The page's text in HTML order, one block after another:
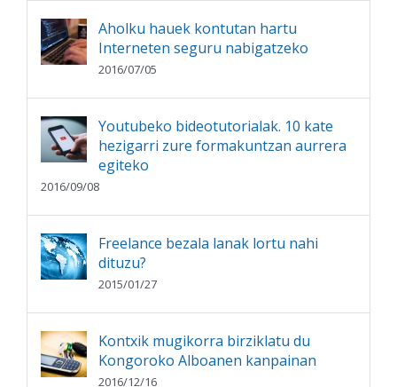
Aholku hauek kontutan hartu
Interneten seguru nabigatzeko
2016/07/05
Youtubeko bideotutorialak. 10 kate
hezigarri zure formakuntzan aurrera
egiteko
2016/09/08
Freelance bezala lanak lortu nahi
dituzu?
2015/01/27
Kontxik mugikorra birziklatu du
Kongoroko Alboanen kanpainan
2016/12/16